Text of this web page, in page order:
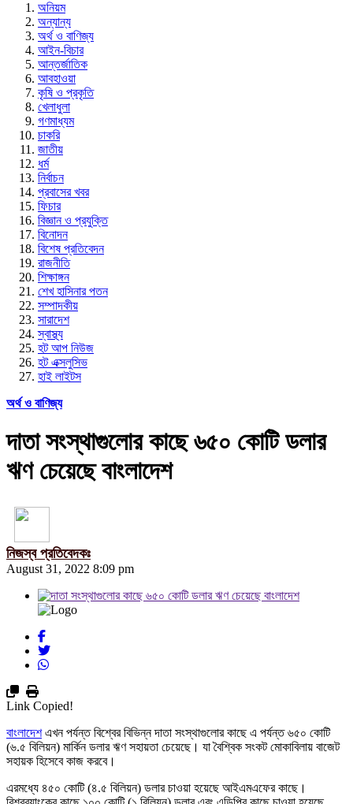
অনিয়ম
অন্যান্য
অর্থ ও বাণিজ্য
আইন-বিচার
আন্তর্জাতিক
আবহাওয়া
কৃষি ও প্রকৃতি
খেলাধুলা
গণমাধ্যম
চাকরি
জাতীয়
ধর্ম
নির্বাচন
প্রবাসের খবর
ফিচার
বিজ্ঞান ও প্রযুক্তি
বিনোদন
বিশেষ প্রতিবেদন
রাজনীতি
শিক্ষাঙ্গন
শেখ হাসিনার পতন
সম্পাদকীয়
সারাদেশ
স্বাস্থ্য
হট আপ নিউজ
হট এক্সলুসিভ
হাই লাইটস
অর্থ ও বাণিজ্য
দাতা সংস্থাগুলোর কাছে ৬৫০ কোটি ডলার
ঋণ চেয়েছে বাংলাদেশ
নিজস্ব প্রতিবেদকঃ
August 31, 2022 8:09 pm
Link Copied!
বাংলাদেশএখন পর্যন্ত বিশ্বের বিভিন্ন দাতা সংস্থাগুলোর কাছে এ পর্যন্ত ৬৫০ কোটি
(৬.৫ বিলিয়ন) মার্কিন ডলার ঋণ সহায়তা চেয়েছে। যা বৈশ্বিক সংকট মোকাবিলায় বাজেট
সহায়ক হিসেবে কাজ করবে।
এরমধ্যে ৪৫০ কোটি (৪.৫ বিলিয়ন) ডলার চাওয়া হয়েছে আইএমএফের কাছে।